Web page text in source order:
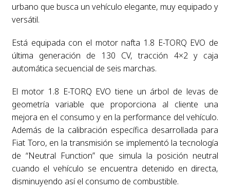
urbano que busca un vehículo elegante, muy equipado y
versátil.
Está equipada con el motor nafta 1.8 E-TORQ EVO de
última generación de 130 CV, tracción 4×2 y caja
automática secuencial de seis marchas.
El motor 1.8 E-TORQ EVO tiene un árbol de levas de
geometría variable que proporciona al cliente una
mejora en el consumo y en la performance del vehículo.
Además de la calibración específica desarrollada para
Fiat Toro, en la transmisión se implementó la tecnología
de “Neutral Function” que simula la posición neutral
cuando el vehículo se encuentra detenido en directa,
disminuyendo así el consumo de combustible.